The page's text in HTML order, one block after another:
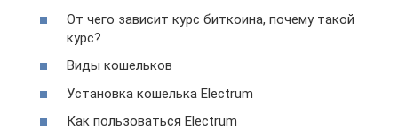
От чего зависит курс биткоина, почему такой
курс?
Виды кошельков
Установка кошелька Electrum
Как пользоваться Electrum